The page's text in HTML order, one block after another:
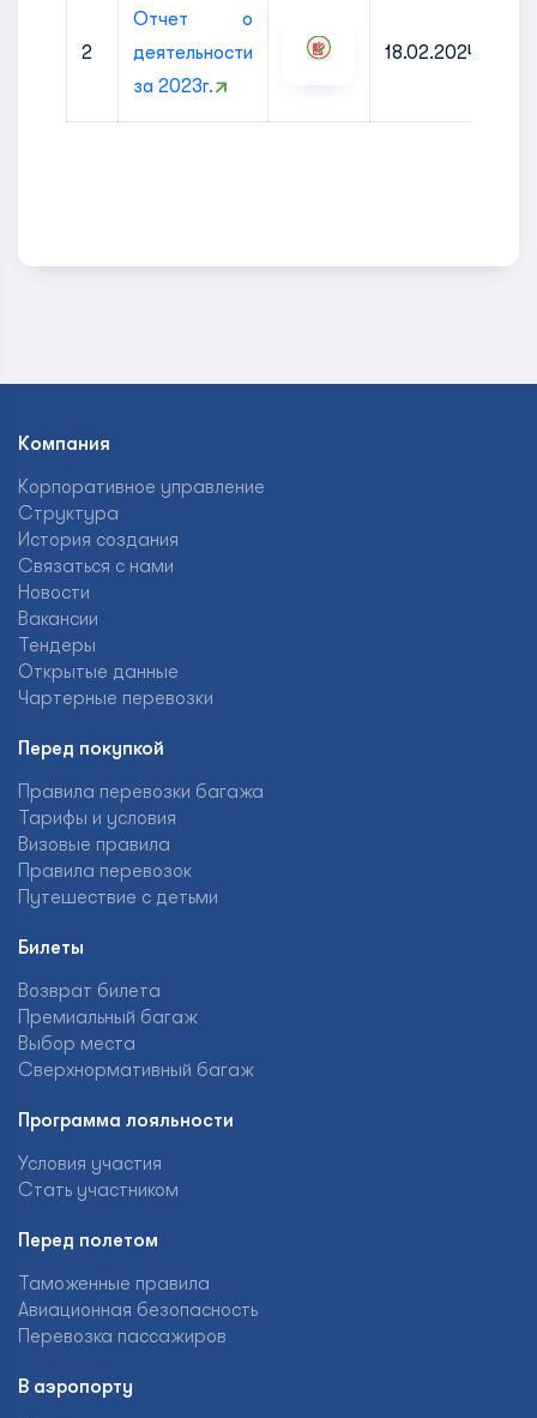
2
Отчет о
деятельности
за 2023г.
18.02.2024
Компания
Корпоративное управление
Структура
История создания
Связаться с нами
Новости
Вакансии
Тендеры
Открытые данные
Чартерные перевозки
Перед покупкой
Правила перевозки багажа
Тарифы и условия
Визовые правила
Правила перевозок
Путешествие с детьми
Билеты
Возврат билета
Премиальный багаж
Выбор места
Сверхнормативный багаж
Программа лояльности
Условия участия
Стать участником
Перед полетом
Таможенные правила
Авиационная безопасность
Перевозка пассажиров
В аэропорту